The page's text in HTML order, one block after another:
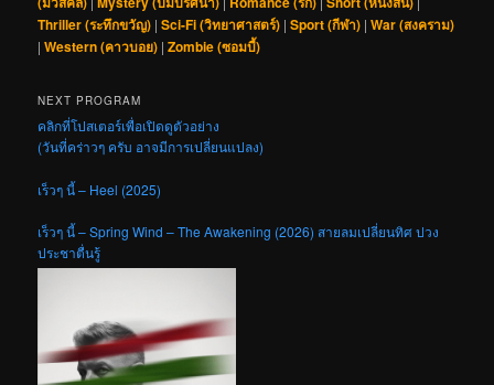
Thriller (ระทึกขวัญ) |Sci-Fi (วิทยาศาสตร์) |Sport (กีฬา) |War (สงคราม)
|Western (คาวบอย) |Zombie (ซอมบี้)
NEXT PROGRAM
คลิกที่โปสเตอร์เพื่อเปิดดูตัวอย่าง
(วันที่คร่าวๆ ครับ อาจมีการเปลี่ยนแปลง)
เร็วๆ นี้ – Heel (2025)
เร็วๆ นี้ – Spring Wind – The Awakening (2026) สายลมเปลี่ยนทิศ ปวง
ประชาตื่นรู้